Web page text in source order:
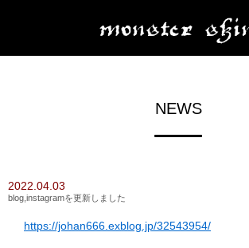
NEWS
2022.04.03
blog,instagramを更新しました
https://johan666.exblog.jp/32543954/